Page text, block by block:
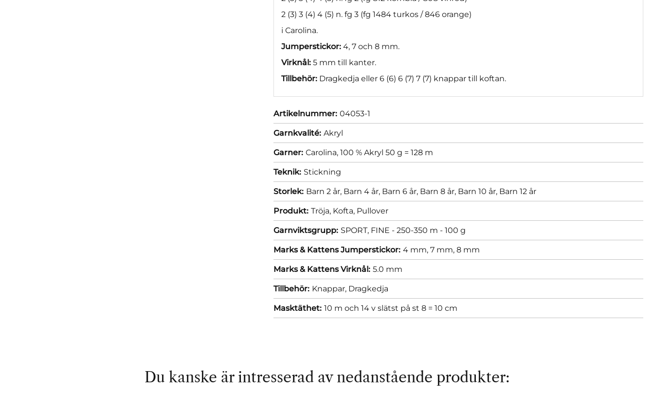
2 (3) 3 (4) 4 (5) n. fg 3 (fg 1484 turkos / 846 orange)
i Carolina.
Jumperstickor: 4, 7 och 8 mm.
Virknål: 5 mm till kanter.
Tillbehör: Dragkedja eller 6 (6) 6 (7) 7 (7) knappar till koftan.
Artikelnummer: 04053-1
Garnkvalité: Akryl
Garner: Carolina, 100 % Akryl 50 g = 128 m
Teknik: Stickning
Storlek: Barn 2 år, Barn 4 år, Barn 6 år, Barn 8 år, Barn 10 år, Barn 12 år
Produkt: Tröja, Kofta, Pullover
Garnviktsgrupp: SPORT, FINE - 250-350 m - 100 g
Marks & Kattens Jumperstickor: 4 mm, 7 mm, 8 mm
Marks & Kattens Virknål: 5.0 mm
Tillbehör: Knappar, Dragkedja
Masktäthet: 10 m och 14 v slätst på st 8 = 10 cm
Du kanske är intresserad av nedanstående produkter: